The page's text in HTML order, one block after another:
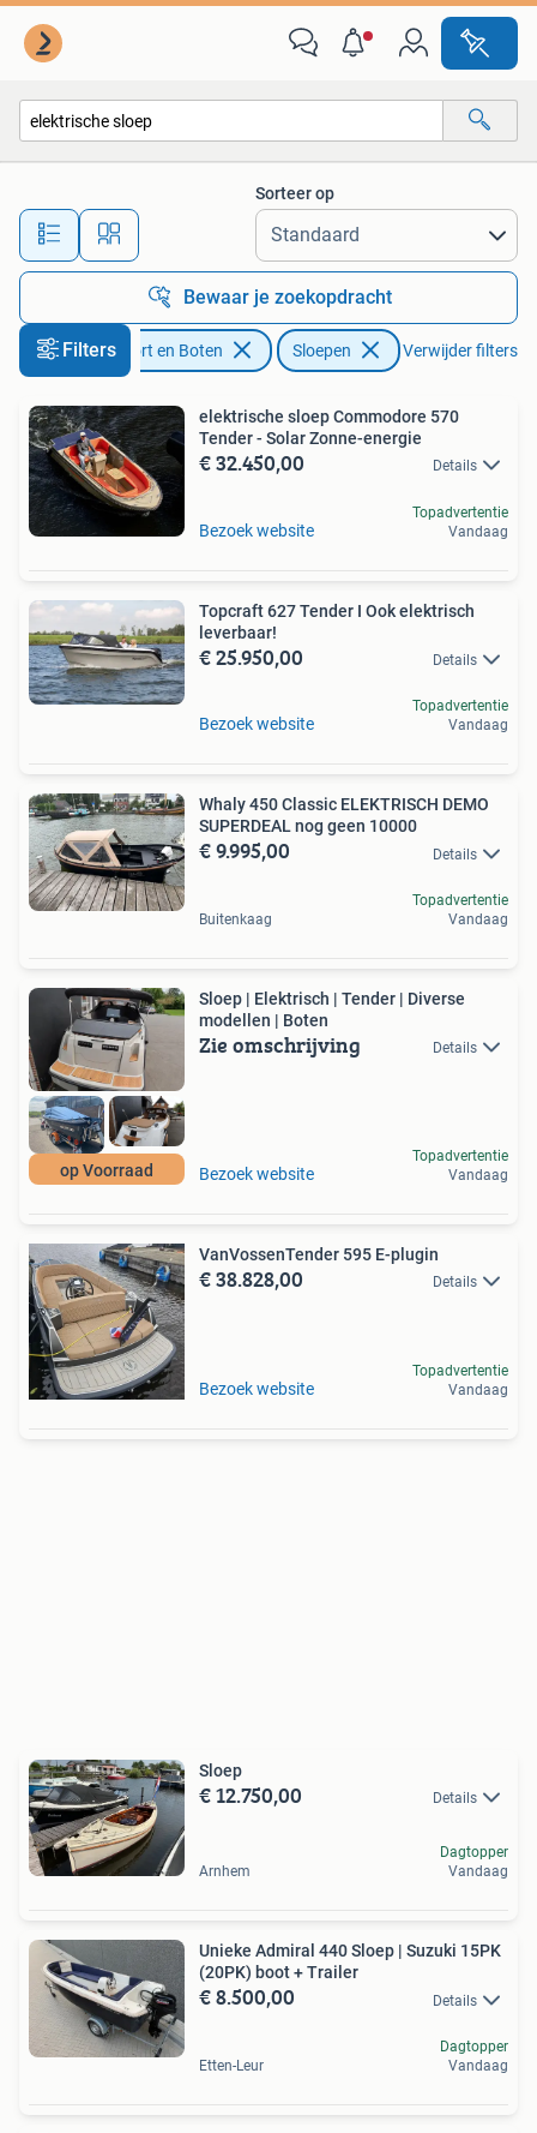
Alle afstanden…
Sorteer op
Bewaar je zoekopdracht
Filters
Watersport en Boten Sloepen Verwijder filters
elektrische sloep Commodore 570
Tender - Solar Zonne-energie
€ 32.450,00 Details
Bezoek website
Topadvertentie
Vandaag
Topcraft 627 Tender I Ook elektrisch
leverbaar!
€ 25.950,00 Details
Bezoek website
Topadvertentie
Vandaag
Whaly 450 Classic ELEKTRISCH DEMO
SUPERDEAL nog geen 10000
€ 9.995,00 Details
Buitenkaag
Topadvertentie
Vandaag
op Voorraad
Sloep | Elektrisch | Tender | Diverse
modellen | Boten
Zie omschrijving Details
Bezoek website
Topadvertentie
Vandaag
VanVossenTender 595 E-plugin
€ 38.828,00 Details
Bezoek website
Topadvertentie
Vandaag
Sloep
€ 12.750,00 Details
Arnhem
Dagtopper
Vandaag
Unieke Admiral 440 Sloep | Suzuki 15PK
(20PK) boot + Trailer
€ 8.500,00 Details
Etten-Leur
Dagtopper
Vandaag